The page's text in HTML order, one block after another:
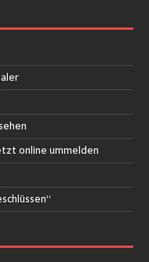
online ummelden